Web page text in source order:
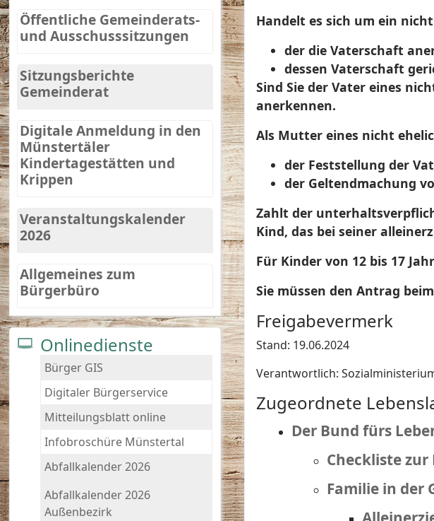
Handelt es sich um ein
der die Vaterschaft
dessen Vaterschaft
Sind Sie der Vater eines
anerkennen.
Als Mutter eines nicht
der Feststellung der
der Geltendmachung
Zahlt der
Kind, das bei seiner
Für Kinder von 12 bis 17
Sie müssen den Antrag
Freigabevermerk
Stand: 19.06.2024
Verantwortlich:
Zugeordnete
Der Bund fürs
Checkliste
Familie in der
Öffentliche Gemeinderats-
und Ausschusssitzungen
Sitzungsberichte
Gemeinderat
Digitale Anmeldung in den
Münstertäler
Kindertagestätten und
Krippen
Veranstaltungskalender
2026
Allgemeines zum
Bürgerbüro
Onlinedienste
Bürger GIS
Digitaler Bürgerservice
Mitteilungsblatt online
Infobroschüre Münstertal
Abfallkalender 2026
Abfallkalender 2026
Außenbezirk